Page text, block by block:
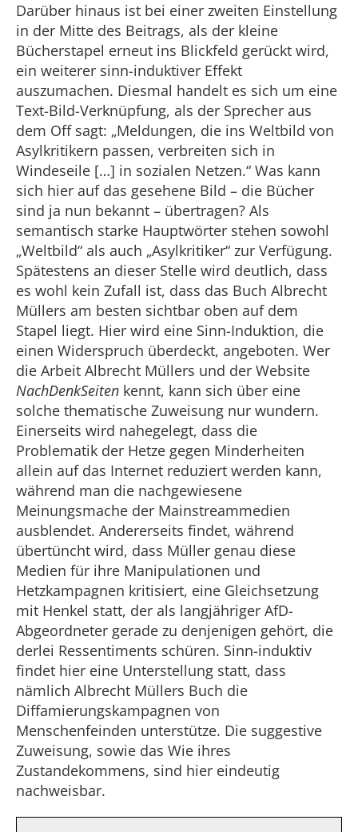
Darüber hinaus ist bei einer zweiten Einstellung
in der Mitte des Beitrags, als der kleine
Bücherstapel erneut ins Blickfeld gerückt wird,
ein weiterer sinn-induktiver Effekt
auszumachen. Diesmal handelt es sich um eine
Text-Bild-Verknüpfung, als der Sprecher aus
dem Off sagt: „Meldungen, die ins Weltbild von
Asylkritikern passen, verbreiten sich in
Windeseile […] in sozialen Netzen.“ Was kann
sich hier auf das gesehene Bild – die Bücher
sind ja nun bekannt – übertragen? Als
semantisch starke Hauptwörter stehen sowohl
„Weltbild“ als auch „Asylkritiker“ zur Verfügung.
Spätestens an dieser Stelle wird deutlich, dass
es wohl kein Zufall ist, dass das Buch Albrecht
Müllers am besten sichtbar oben auf dem
Stapel liegt. Hier wird eine Sinn-Induktion, die
einen Widerspruch überdeckt, angeboten. Wer
die Arbeit Albrecht Müllers und der Website
NachDenkSeiten kennt, kann sich über eine
solche thematische Zuweisung nur wundern.
Einerseits wird nahegelegt, dass die
Problematik der Hetze gegen Minderheiten
allein auf das Internet reduziert werden kann,
während man die nachgewiesene
Meinungsmache der Mainstreammedien
ausblendet. Andererseits findet, während
übertüncht wird, dass Müller genau diese
Medien für ihre Manipulationen und
Hetzkampagnen kritisiert, eine Gleichsetzung
mit Henkel statt, der als langjähriger AfD-
Abgeordneter gerade zu denjenigen gehört, die
derlei Ressentiments schüren. Sinn-induktiv
findet hier eine Unterstellung statt, dass
nämlich Albrecht Müllers Buch die
Diffamierungskampagnen von
Menschenfeinden unterstütze. Die suggestive
Zuweisung, sowie das Wie ihres
Zustandekommens, sind hier eindeutig
nachweisbar.